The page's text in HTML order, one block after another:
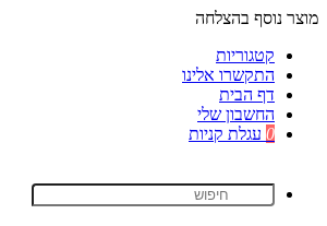
מוצר נוסף בהצלחה
קטגוריות
התקשרו אלינו
דף הבית
החשבון שלי
0 עגלת קניות